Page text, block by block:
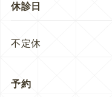
休診日
不定休
予約